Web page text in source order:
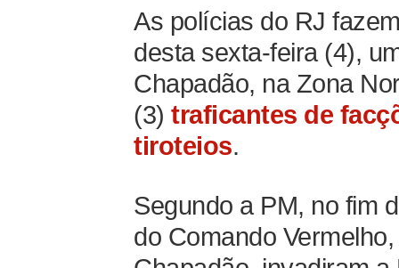
As polícias do RJ
desta sexta-feira (4),
Chapadão, na Zona
(3) traficantes de
tiroteios.
Segundo a PM, no fim
do Comando